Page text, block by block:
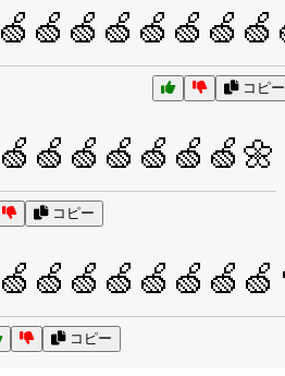
コピー
コピー
コピー